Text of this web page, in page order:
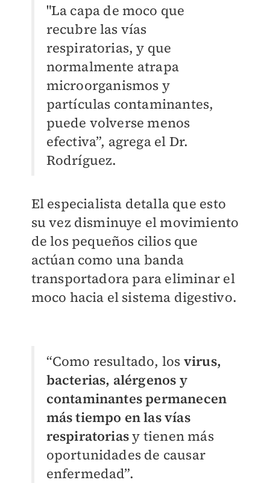
"La capa de moco que
recubre las vías
respiratorias, y que
normalmente atrapa
microorganismos y
partículas contaminantes,
puede volverse menos
efectiva”, agrega el Dr.
Rodríguez.
El especialista detalla que esto
su vez disminuye el movimiento
de los pequeños cilios que
actúan como una banda
transportadora para eliminar el
moco hacia el sistema digestivo.
“Como resultado, los virus,
bacterias, alérgenos y
contaminantes permanecen
más tiempo en las vías
respiratoriasy tienen más
oportunidades de causar
enfermedad”.